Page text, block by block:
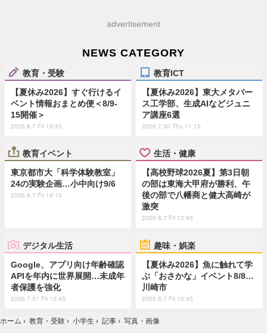
advertisement
NEWS CATEGORY
教育・受験
【夏休み2026】すぐ行けるイ
ベント情報おまとめ便＜8/9-
15開催＞
2026.8.7 Fri 19:45
教育ICT
【夏休み2026】東大メタバー
ス工学部、生成AIなどジュニ
ア講座6選
2026.7.30 Thu 11:15
教育イベント
東京都市大「科学体験教室」
24の実験企画…小中向け9/6
2026.8.7 Fri 18:15
生活・健康
【高校野球2026夏】第3日朝
の部は東海大甲府が勝利、午
後の部で八幡商と健大高崎が
激突
2026.8.7 Fri 12:45
デジタル生活
Google、アプリ向け年齢確認
APIを年内に世界展開…未成年
者保護を強化
2026.7.31 Fri 13:45
趣味・娯楽
【夏休み2026】魚に触れて学
ぶ「おさかな」イベント8/8…
川崎市
2026.8.7 Fri 10:45
ホーム › 教育・受験 › 小学生 › 記事 › 写真・画像